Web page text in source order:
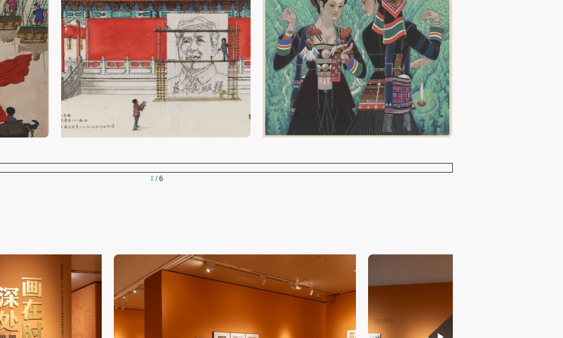
中国现代视觉文化生成与演进的生动见证。
元，一方面拓展了美术馆的馆藏谱系，使“二十世纪中国美术家馆藏序列”在结构上更趋完整；另一
计的图像语言、叙事方式及其公共传播提供珍贵材料，并有力推动了藏品的学术转化与公众呈现，
展览、教育”四位一体的发展路径，四者相互支撑，构成面向公众、面向学术、面向未来的运行体
我们在“时光深处”，重拾那份历久弥新的清澈、坚定与温暖；亦愿这份精神在今天的课堂、创作与
中央美术学院美术馆馆长
1/ 6
手机号码 发送验证码
手机号码将作为您的登录账号
验证码
中央美术学院美术馆出版授权协议书
本人完全同意《中央美术学院美术馆》（以下简称“CAFAM”），愿意将本人
参与中央美术学院美术馆公共教育部组织的公益性活动（包括美术馆会员活
动）的涉及本人的图像、照片、文字、著作、活动成果（如参与工作坊创作
的作品）提交中央美术学院用作发表、出版。中央美术学院可以以电子、网
络及其它数字媒体形式公开出版，并同意编入《中国知识资源总库》《中央
美术学院资料库》《中央美术学院美术馆资料库》等相关资料、文献、档案
机构和平台，在中央美术学院中使用和在互联网上传播，同意按相关“章程”规
中央美术学院美术馆活动安全免责协议书
参加本次活动者必须遵守中华人民共和国的相关法律、法规，必须遵循道德
和社会公德规范，并应该具备以人为本、团结友爱、互相帮助和助人为乐的
良好品质。
第三条
参加本次活动人员应该是成年人（具有完全民事行为能力的人，18周岁以
中央美术学院美术馆出版授权协议书
本人完全同意《中央美术学院美术馆》（以下简称“CAFAM”），愿意将本人
参与中央美术学院美术馆公共教育部组织的公益性活动（包括美术馆会员活
动）的涉及本人的图像、照片、文字、著作、活动成果（如参与工作坊创作
的作品）提交中央美术学院用作发表、出版。中央美术学院可以以电子、网
络及其它数字媒体形式公开出版，并同意编入《中国知识资源总库》《中央
美术学院资料库》《中央美术学院美术馆资料库》等相关资料、文献、档案
机构和平台，在中央美术学院中使用和在互联网上传播，同意按相关“章程”规
中央美术学院美术馆活动安全免责协议书
参加本次活动者必须遵守中华人民共和国的相关法律、法规，必须遵循道德
和社会公德规范，并应该具备以人为本、团结友爱、互相帮助和助人为乐的
良好品质。
第三条
参加本次活动人员应该是成年人（具有完全民事行为能力的人，18周岁以
中央美术学院美术馆出版授权协议书
本人完全同意《中央美术学院美术馆》（以下简称“CAFAM”），愿意将本人
参与中央美术学院美术馆公共教育部组织的公益性活动（包括美术馆会员活
动）的涉及本人的图像、照片、文字、著作、活动成果（如参与工作坊创作
的作品）提交中央美术学院用作发表、出版。中央美术学院可以以电子、网
络及其它数字媒体形式公开出版，并同意编入《中国知识资源总库》《中央
美术学院资料库》《中央美术学院美术馆资料库》等相关资料、文献、档案
机构和平台，在中央美术学院中使用和在互联网上传播，同意按相关“章程”规
中央美术学院美术馆活动安全免责协议书
参加本次活动者必须遵守中华人民共和国的相关法律、法规，必须遵循道德
和社会公德规范，并应该具备以人为本、团结友爱、互相帮助和助人为乐的
良好品质。
第三条
参加本次活动人员应该是成年人（具有完全民事行为能力的人，18周岁以